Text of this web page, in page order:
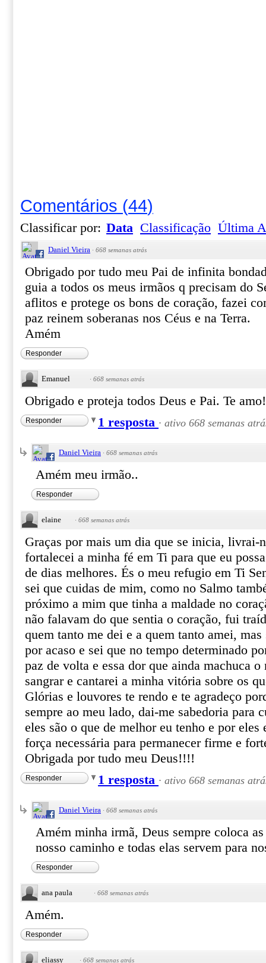
Comentários (44)
Classificar por: Data Classificação Última
Daniel Vieira · 668 semanas atrás
Obrigado por tudo meu Pai de infinita
guia a todos os meus irmãos q precisam do
aflitos e protege os bons de coração, fazei
paz reinem soberanas nos Céus e na Terra.
Amém
Responder
Emanuel · 668 semanas atrás
Obrigado e proteja todos Deus e Pai. Te
Responder 1 resposta · ativo 668 semanas
Daniel Vieira · 668 semanas atrás
Amém meu irmão..
Responder
elaine · 668 semanas atrás
Graças por mais um dia que se inicia, livrai-
fortalecei a minha fé em Ti para que eu
de dias melhores. És o meu refugio em Ti
sei que cuidas de mim, como no Salmo
próximo a mim que tinha a maldade no
não falavam do que sentia o coração, fui
quem tanto me dei e a quem tanto amei, mas
por acaso e sei que no tempo determinado
paz de volta e essa dor que ainda machuca
sangrar e cantarei a minha vitória sobre os
Glórias e louvores te rendo e te agradeço
sempre ao meu lado, dai-me sabedoria para
eles são o que de melhor eu tenho e por eles
força necessária para permanecer firme e
Obrigada por tudo meu Deus!!!!
Responder 1 resposta · ativo 668 semanas
Daniel Vieira · 668 semanas atrás
Amém minha irmã, Deus sempre coloca as
nosso caminho e todas elas servem para
Responder
ana paula · 668 semanas atrás
Amém.
Responder
eliassy · 668 semanas atrás